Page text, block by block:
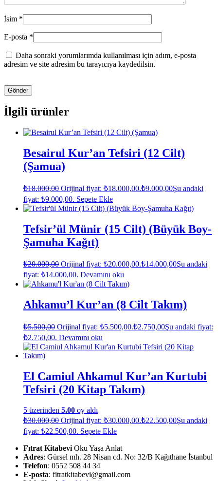
İsim *
E-posta *
Daha sonraki yorumlarımda kullanılması için adım, e-posta
adresim ve site adresim bu tarayıcıya kaydedilsin.
İlgili ürünler
Besairul Kur’an Tefsiri (12 Cilt)
(Şamua)
₺18.000,00 Orijinal fiyat: ₺18.000,00.₺9.000,00Şu andaki
fiyat: ₺9.000,00. Sepete Ekle
Tefsir’ül Münir (15 Cilt) (Büyük Boy-
Şamuha Kağıt)
₺20.000,00 Orijinal fiyat: ₺20.000,00.₺14.000,00Şu andaki
fiyat: ₺14.000,00. Devamını oku
Ahkamu’l Kur’an (8 Cilt Takım)
₺5.500,00 Orijinal fiyat: ₺5.500,00.₺2.750,00Şu andaki fiyat:
₺2.750,00. Devamını oku
El Camiul Ahkamul Kur’an Kurtubi
Tefsiri (20 Kitap Takım)
5 üzerinden 5.00 oy aldı
₺30.000,00 Orijinal fiyat: ₺30.000,00.₺22.500,00Şu andaki
fiyat: ₺22.500,00. Sepete Ekle
Fıtrat Kitabevi Oku Yaşa Anlat
Adres: Gürsel mh. 28 Nisan cd. No: 32/B Kağıthane İstanbul
Telefon: 0552 508 44 34
E-posta: fitratkitabevi@gmail.com